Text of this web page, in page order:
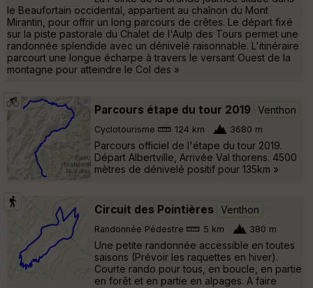
le Beaufortain occidental, appartient au chaînon du Mont
Mirantin, pour offrir un long parcours de crêtes. Le départ fixé
sur la piste pastorale du Chalet de l'Aulp des Tours permet une
randonnée splendide avec un dénivelé raisonnable. L'itinéraire
parcourt une longue écharpe à travers le versant Ouest de la
montagne pour atteindre le Col des »
Parcours étape du tour 2019 Venthon
Cyclotourisme 124 km 3680 m
Parcours officiel de l'étape du tour 2019.
Départ Albertville, Arrivée Val thorens. 4500
mètres de dénivelé positif pour 135km »
Circuit des Pointières Venthon
Randonnée Pédestre 5 km 380 m
Une petite randonnée accessible en toutes
saisons (Prévoir les raquettes en hiver).
Courte rando pour tous, en boucle, en partie
en forêt et en partie en alpages. A faire